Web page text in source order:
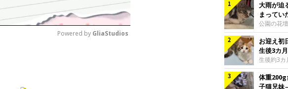
Powered by GliaStudios
大雨が迫
まってい
と“姉妹”
公園の花
猫。家族
の間には
当時のテ
X（旧
ちゃん（
お迎え初
生後3カ
落ち着く
生後約3カ
ジャンフ
翌日には
ていまし
体重
子猫兄妹